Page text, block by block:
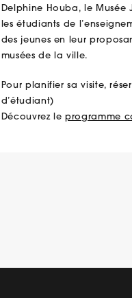
Delphine Houba, le Musée
les étudiants de
des jeunes en leur
musées de la ville.
Pour planifier sa visite,
d’étudiant)
Découvrez leprogramme